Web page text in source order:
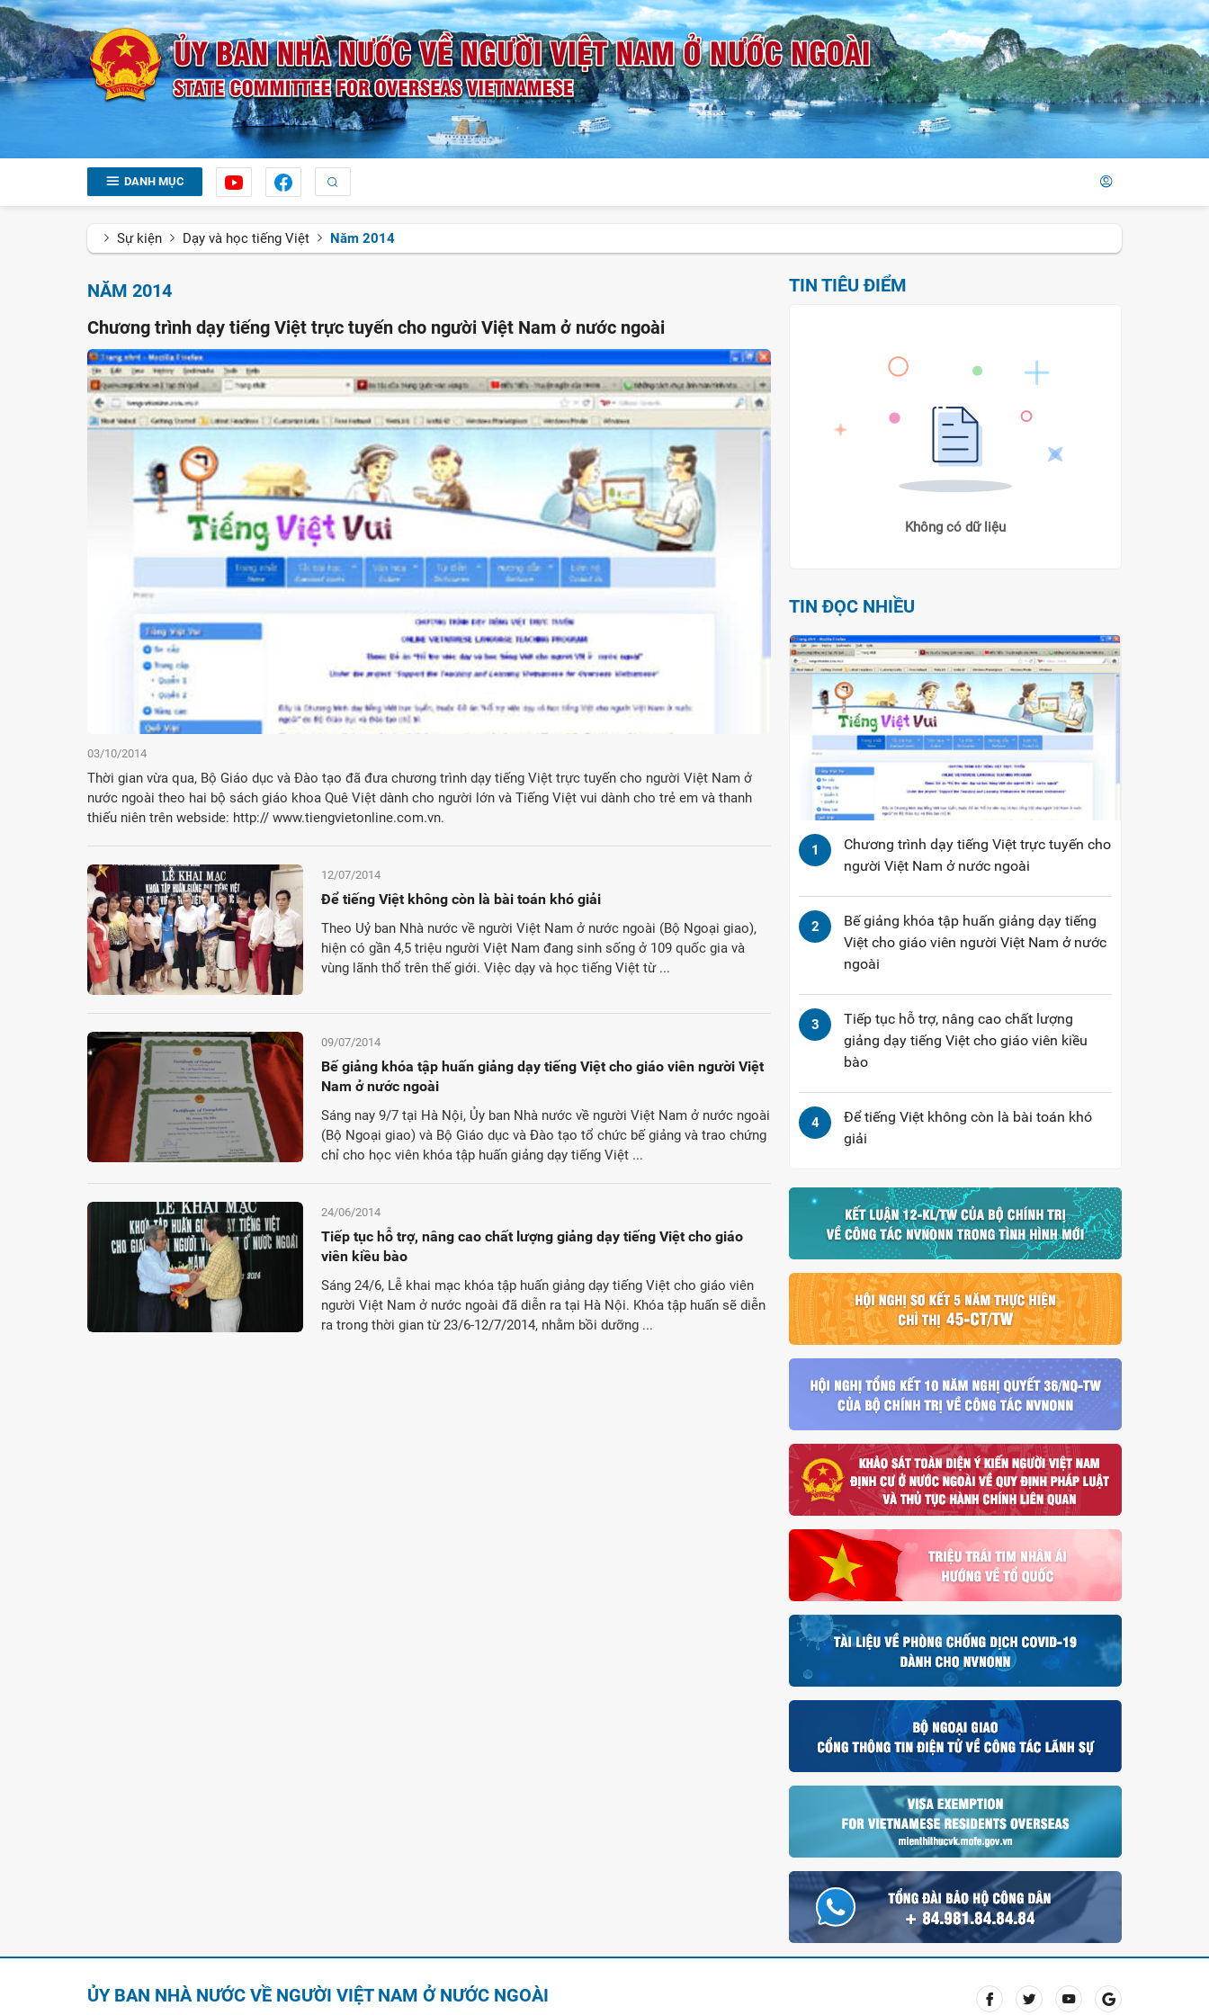
DANH MỤC
Sự kiện Dạy và học tiếng Việt Năm 2014
NĂM 2014
Chương trình dạy tiếng Việt trực tuyến cho người Việt Nam ở nước ngoài
03/10/2014
Thời gian vừa qua, Bộ Giáo dục và Đào tạo đã đưa chương trình dạy tiếng Việt trực tuyến cho người Việt Nam ở
nước ngoài theo hai bộ sách giáo khoa Quê Việt dành cho người lớn và Tiếng Việt vui dành cho trẻ em và thanh
thiếu niên trên webside: http:// www.tiengvietonline.com.vn.
12/07/2014
Để tiếng Việt không còn là bài toán khó giải
Theo Uỷ ban Nhà nước về người Việt Nam ở nước ngoài (Bộ Ngoại giao),
hiện có gần 4,5 triệu người Việt Nam đang sinh sống ở 109 quốc gia và
vùng lãnh thổ trên thế giới. Việc dạy và học tiếng Việt từ ...
09/07/2014
Bế giảng khóa tập huấn giảng dạy tiếng Việt cho giáo viên người Việt
Nam ở nước ngoài
Sáng nay 9/7 tại Hà Nội, Ủy ban Nhà nước về người Việt Nam ở nước ngoài
(Bộ Ngoại giao) và Bộ Giáo dục và Đào tạo tổ chức bế giảng và trao chứng
chỉ cho học viên khóa tập huấn giảng dạy tiếng Việt ...
24/06/2014
Tiếp tục hỗ trợ, nâng cao chất lượng giảng dạy tiếng Việt cho giáo
viên kiều bào
Sáng 24/6, Lễ khai mạc khóa tập huấn giảng dạy tiếng Việt cho giáo viên
người Việt Nam ở nước ngoài đã diễn ra tại Hà Nội. Khóa tập huấn sẽ diễn
ra trong thời gian từ 23/6-12/7/2014, nhằm bồi dưỡng ...
TIN TIÊU ĐIỂM
Không có dữ liệu
TIN ĐỌC NHIỀU
1
Chương trình dạy tiếng Việt trực tuyến cho
người Việt Nam ở nước ngoài
2
Bế giảng khóa tập huấn giảng dạy tiếng
Việt cho giáo viên người Việt Nam ở nước
ngoài
3
Tiếp tục hỗ trợ, nâng cao chất lượng
giảng dạy tiếng Việt cho giáo viên kiều
bào
4
Để tiếng Việt không còn là bài toán khó
giải
ỦY BAN NHÀ NƯỚC VỀ NGƯỜI VIỆT NAM Ở NƯỚC NGOÀI